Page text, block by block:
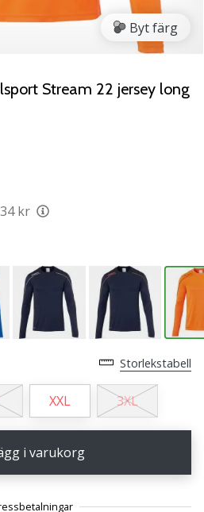
Byt färg
Stream 22 jersey long
kr
Storlekstabell
XXL 3XL
i varukorg